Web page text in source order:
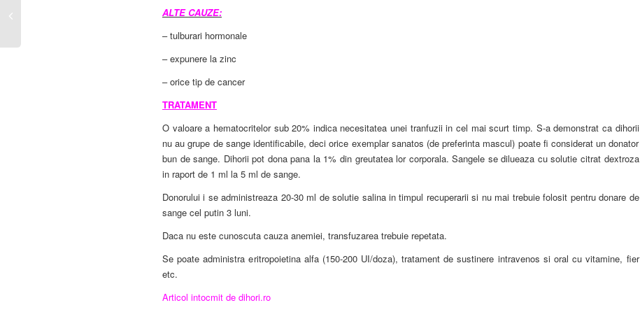
ALTE CAUZE:
– tulburari hormonale
– expunere la zinc
– orice tip de cancer
TRATAMENT
O valoare a hematocritelor sub 20% indica necesitatea unei tranfuzii in cel mai scurt timp. S-a demonstrat ca dihorii
nu au grupe de sange identificabile, deci orice exemplar sanatos (de preferinta mascul) poate fi considerat un donator
bun de sange. Dihorii pot dona pana la 1% din greutatea lor corporala. Sangele se dilueaza cu solutie citrat dextroza
in raport de 1 ml la 5 ml de sange.
Donorului i se administreaza 20-30 ml de solutie salina in timpul recuperarii si nu mai trebuie folosit pentru donare de
sange cel putin 3 luni.
Daca nu este cunoscuta cauza anemiei, transfuzarea trebuie repetata.
Se poate administra eritropoietina alfa (150-200 UI/doza), tratament de sustinere intravenos si oral cu vitamine, fier
etc.
Articol intocmit de dihori.ro